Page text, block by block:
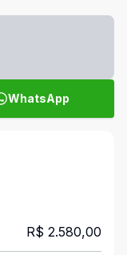
WhatsApp
R$ 2.580,00